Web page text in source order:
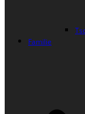
Familie